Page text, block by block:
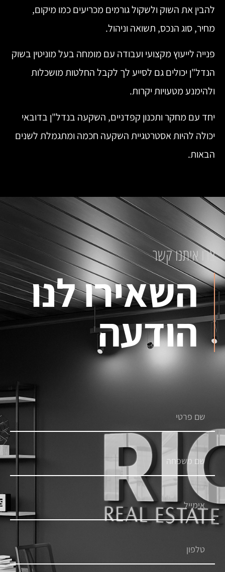
להבין את השוק ולשקול גורמים מכריעים כמו מיקום,
מחיר, סוג הנכס, תשואה וניהול.
פנייה לייעוץ מקצועי ועבודה עם מומחה בעל מוניטין בשוק
הנדל"ן יכולים גם לסייע לך לקבל החלטות מושכלות
ולהימנע מטעויות יקרות.
יחד עם מחקר ותכנון קפדניים, השקעה בנדל"ן בדובאי
יכולה להיות אסטרטגיית השקעה חכמה ומתגמלת לשנים
הבאות.
צרו איתנו קשר
השאירו לנו
הודעה